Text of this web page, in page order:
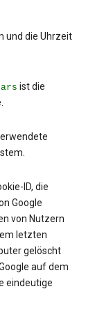
und die Uhrzeit
ist die
ID, die
Google
von Nutzern
letzten
gelöscht
auf dem
eindeutige